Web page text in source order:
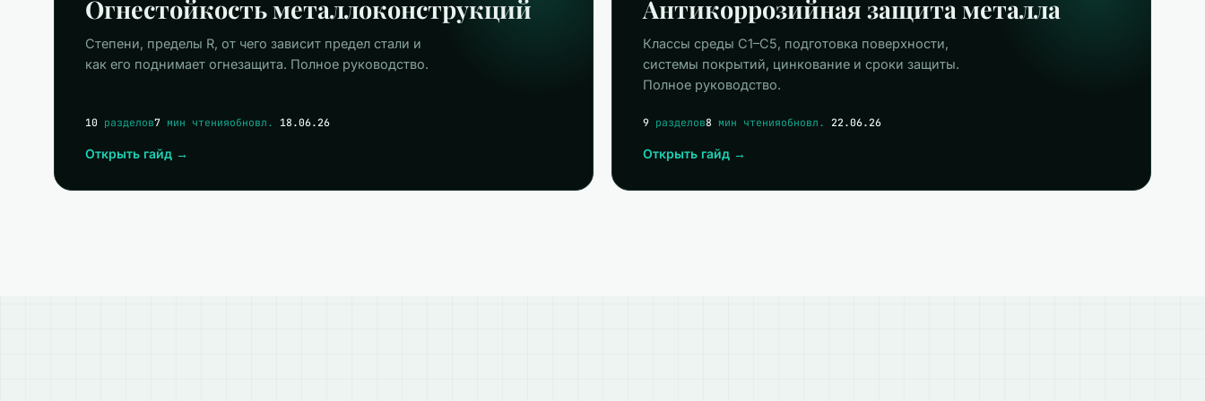
Огнестойкость металлоконструкций
Степени, пределы R, от чего зависит предел стали и
как его поднимает огнезащита. Полное руководство.
10 разделов7 мин чтенияобновл. 18.06.26
Открыть гайд →
Антикоррозийная защита металла
Классы среды C1–C5, подготовка поверхности,
системы покрытий, цинкование и сроки защиты.
Полное руководство.
9 разделов8 мин чтенияобновл. 22.06.26
Открыть гайд →